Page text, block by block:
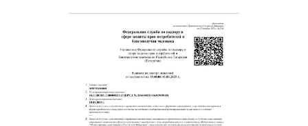
Блохи
Дезинфекция